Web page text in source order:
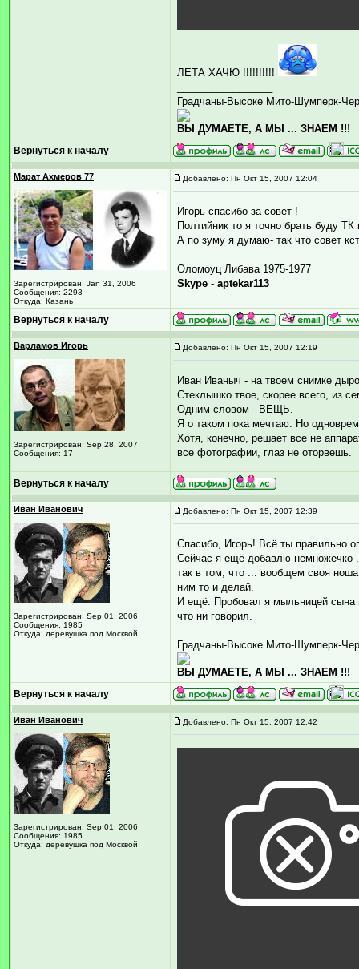
ЛЕТА ХАЧЮ !!!!!!!!!!
Градчаны-Высоке Мито-Шумперк-
ВЫ ДУМАЕТЕ, А МЫ ... ЗНАЕМ !!!
Вернуться к началу
Марат Ахмеров 77
Зарегистрирован: Jan 31, 2006
Сообщения: 2293
Откуда: Казань
Добавлено: Пн Окт 15, 2007 12:04
Игорь спасибо за совет !
Полтийник то я точно брать буду
А по зуму я думаю- так что совет
Оломоуц Либава 1975-1977
Skype - aptekar113
Вернуться к началу
Варламов Игорь
Зарегистрирован: Sep 28, 2007
Сообщения: 17
Добавлено: Пн Окт 15, 2007 12:19
Иван Иваныч - на твоем снимке
Стеклышко твое, скорее всего, из
Одним словом - ВЕЩЬ.
Я о таком пока мечтаю. Но
Хотя, конечно, решает все не
все фотографии, глаз не оторвешь.
Вернуться к началу
Иван Иванович
Зарегистрирован: Sep 01, 2006
Сообщения: 1985
Откуда: деревушка под Москвой
Добавлено: Пн Окт 15, 2007 12:39
Спасибо, Игорь! Всё ты правильно
Сейчас я ещё добавлю немножечко
так в том, что ... вообщем своя ноша
ним то и делай.
И ещё. Пробовал я мыльницей сына
что ни говорил.
Градчаны-Высоке Мито-Шумперк-
ВЫ ДУМАЕТЕ, А МЫ ... ЗНАЕМ !!!
Вернуться к началу
Иван Иванович
Зарегистрирован: Sep 01, 2006
Сообщения: 1985
Откуда: деревушка под Москвой
Добавлено: Пн Окт 15, 2007 12:42